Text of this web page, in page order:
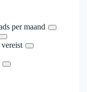
per maand